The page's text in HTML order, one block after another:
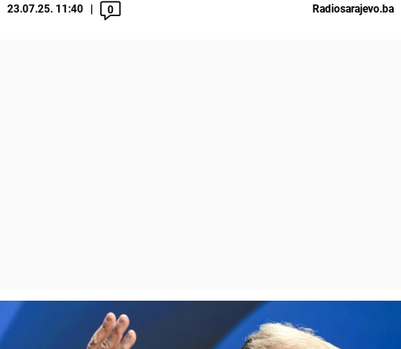
23.07.25. 11:40 0 Radiosarajevo.ba